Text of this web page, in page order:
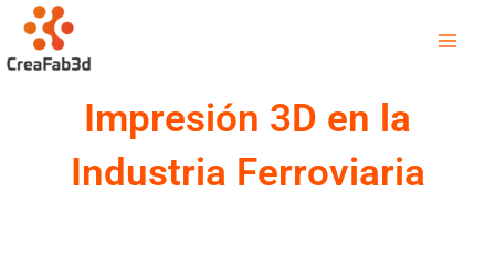
contenido
Impresión 3D en la
Industria Ferroviaria